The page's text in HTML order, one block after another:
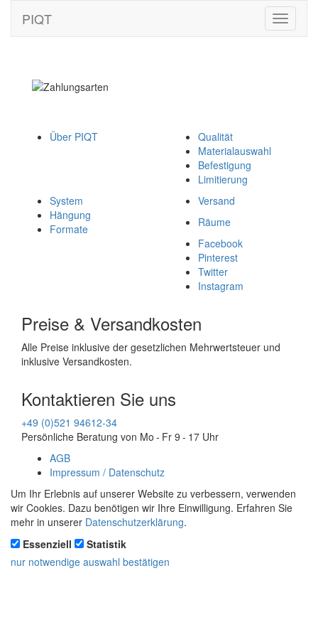
Toggle
PIQT
Über PIQT
Qualität
Materialauswahl
Befestigung
Limitierung
System
Hängung
Formate
Versand
Räume
Facebook
Pinterest
Twitter
Instagram
Preise & Versandkosten
Alle Preise inklusive der gesetzlichen Mehrwertsteuer und
inklusive Versandkosten.
Kontaktieren Sie uns
+49 (0)521 94612-34
Persönliche Beratung von Mo - Fr 9 - 17 Uhr
AGB
Impressum / Datenschutz
Um Ihr Erlebnis auf unserer Website zu verbessern, verwenden
wir Cookies. Dazu benötigen wir Ihre Einwilligung. Erfahren Sie
mehr in unserer Datenschutzerklärung.
Essenziell
Statistik
nur notwendige auswahl bestätigen